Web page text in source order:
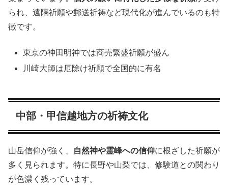
られ、遠隔祈願や郵送祈祷など現代化が進んでいるのも特
徴です。
東京の神田明神では商売繁盛祈願が盛ん
川崎大師は厄除け祈願で全国的に有名
中部・甲信越地方の祈祷文化
山岳信仰が強く、 自然神や霊峰への信仰に根ざした祈願が
多く見られます。特に長野や山梨では、修験道との関わり
が色濃く残っています。